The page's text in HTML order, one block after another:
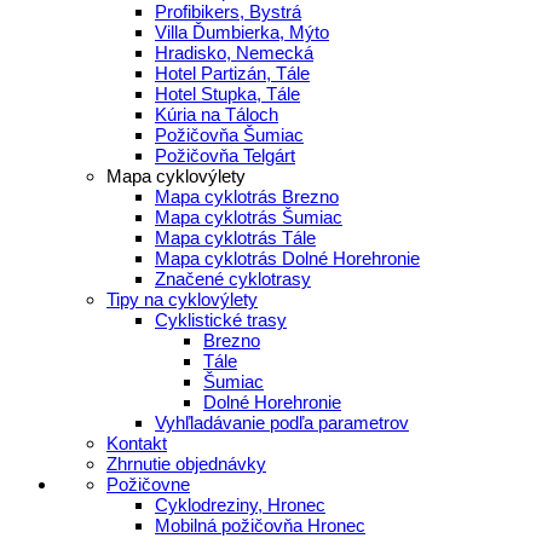
Profibikers, Bystrá
Villa Ďumbierka, Mýto
Hradisko, Nemecká
Hotel Partizán, Tále
Hotel Stupka, Tále
Kúria na Táloch
Požičovňa Šumiac
Požičovňa Telgárt
Mapa cyklovýlety
Mapa cyklotrás Brezno
Mapa cyklotrás Šumiac
Mapa cyklotrás Tále
Mapa cyklotrás Dolné Horehronie
Značené cyklotrasy
Tipy na cyklovýlety
Cyklistické trasy
Brezno
Tále
Šumiac
Dolné Horehronie
Vyhľladávanie podľa parametrov
Kontakt
Zhrnutie objednávky
Požičovne
Cyklodreziny, Hronec
Mobilná požičovňa Hronec